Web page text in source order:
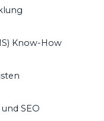
Know-How
SEO